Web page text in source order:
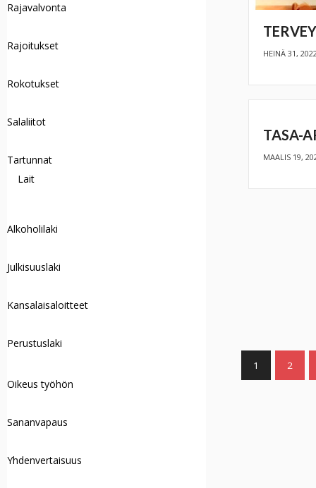
HEINÄ 31,
TASA-
MAALIS 19,
1 2
Rajavalvonta
Rajoitukset
Rokotukset
Salaliitot
Tartunnat
Lait
Alkoholilaki
Julkisuuslaki
Kansalaisaloitteet
Perustuslaki
Oikeus työhön
Sananvapaus
Yhdenvertaisuus